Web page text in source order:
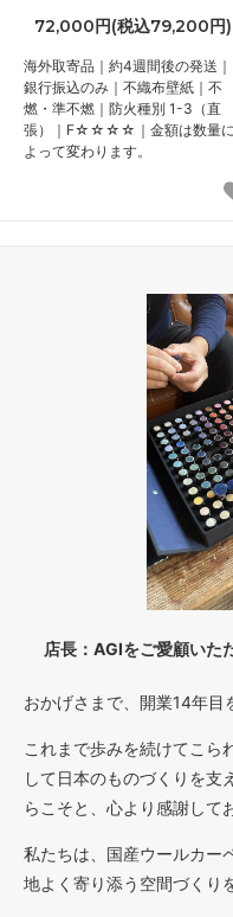
72,000円(税込79,200円)
海外取寄品｜約4週間後の発送｜
銀行振込のみ｜不織布壁紙｜不
燃・準不燃｜防火種別 1-3（直
張）｜F☆☆☆☆｜金額は数量に
よって変わります。
店長：AGIをご愛顧いた
おかげさまで、開業14年目
これまで歩みを続けてこら
して日本のものづくりを支
らこそと、心より感謝して
私たちは、国産ウールカー
地よく寄り添う空間づくり